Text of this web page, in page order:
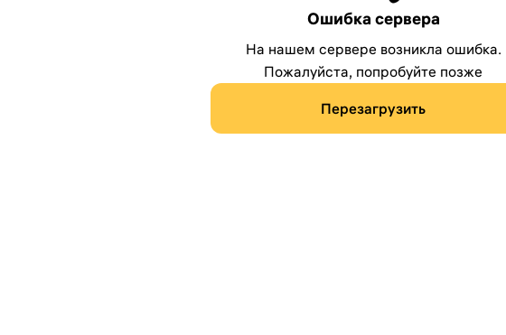
Ошибка сервера
На нашем сервере возникла ошибка.
Пожалуйста, попробуйте позже
Перезагрузить